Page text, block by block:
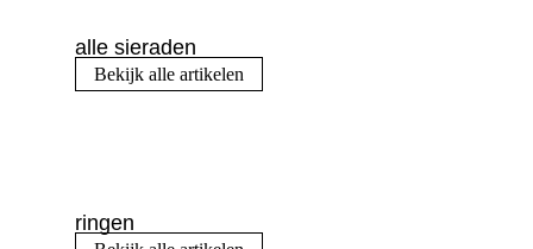
alle sieraden
Bekijk alle artikelen
ringen